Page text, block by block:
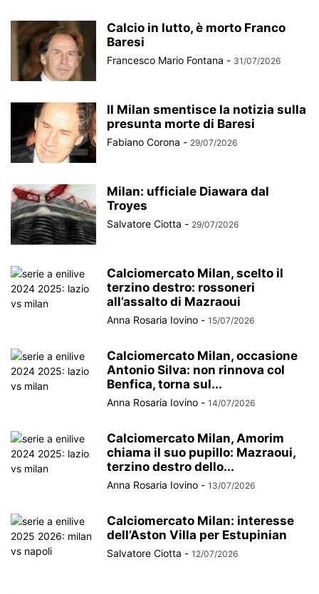
Calcio in lutto, è morto Franco
Baresi
Francesco Mario Fontana - 31/07/2026
Il Milan smentisce la notizia sulla
presunta morte di Baresi
Fabiano Corona - 29/07/2026
Milan: ufficiale Diawara dal
Troyes
Salvatore Ciotta - 29/07/2026
Calciomercato Milan, scelto il
terzino destro: rossoneri
all’assalto di Mazraoui
Anna Rosaria Iovino - 15/07/2026
Calciomercato Milan, occasione
Antonio Silva: non rinnova col
Benfica, torna sul...
Anna Rosaria Iovino - 14/07/2026
Calciomercato Milan, Amorim
chiama il suo pupillo: Mazraoui,
terzino destro dello...
Anna Rosaria Iovino - 13/07/2026
Calciomercato Milan: interesse
dell’Aston Villa per Estupinian
Salvatore Ciotta - 12/07/2026